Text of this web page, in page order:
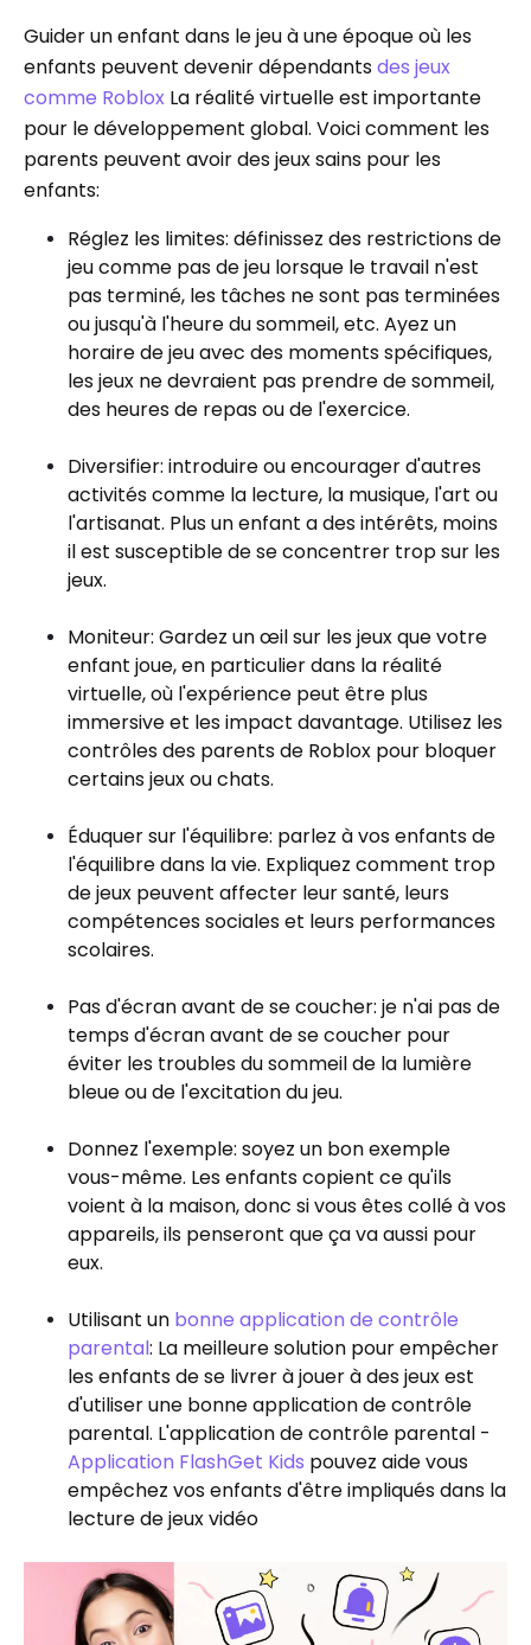
Guider un enfant dans le jeu à une époque où les
enfants peuvent devenir dépendantsdes jeux
comme Roblox La réalité virtuelle est importante
pour le développement global. Voici comment les
parents peuvent avoir des jeux sains pour les
enfants:
Réglez les limites: définissez des restrictions de
jeu comme pas de jeu lorsque le travail n'est
pas terminé, les tâches ne sont pas terminées
ou jusqu'à l'heure du sommeil, etc. Ayez un
horaire de jeu avec des moments spécifiques,
les jeux ne devraient pas prendre de sommeil,
des heures de repas ou de l'exercice.
Diversifier: introduire ou encourager d'autres
activités comme la lecture, la musique, l'art ou
l'artisanat. Plus un enfant a des intérêts, moins
il est susceptible de se concentrer trop sur les
jeux.
Moniteur: Gardez un œil sur les jeux que votre
enfant joue, en particulier dans la réalité
virtuelle, où l'expérience peut être plus
immersive et les impact davantage. Utilisez les
contrôles des parents de Roblox pour bloquer
certains jeux ou chats.
Éduquer sur l'équilibre: parlez à vos enfants de
l'équilibre dans la vie. Expliquez comment trop
de jeux peuvent affecter leur santé, leurs
compétences sociales et leurs performances
scolaires.
Pas d'écran avant de se coucher: je n'ai pas de
temps d'écran avant de se coucher pour
éviter les troubles du sommeil de la lumière
bleue ou de l'excitation du jeu.
Donnez l'exemple: soyez un bon exemple
vous-même. Les enfants copient ce qu'ils
voient à la maison, donc si vous êtes collé à vos
appareils, ils penseront que ça va aussi pour
eux.
Utilisant un bonne application de contrôle
parental: La meilleure solution pour empêcher
les enfants de se livrer à jouer à des jeux est
d'utiliser une bonne application de contrôle
parental. L'application de contrôle parental -
Application FlashGet Kids pouvez aide vous
empêchez vos enfants d'être impliqués dans la
lecture de jeux vidéo